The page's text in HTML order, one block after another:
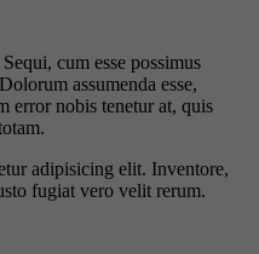
cum esse possimus
assumenda esse,
error nobis tenetur at, quis
adipisicing elit. Inventore,
fugiat vero velit rerum.